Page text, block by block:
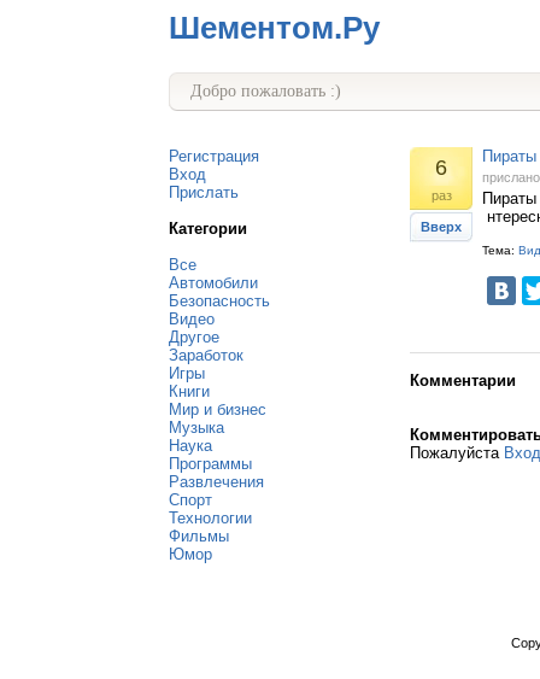
Шементом.Ру
Добро пожаловать :)
Регистрация
Вход
Прислать
Категории
Все
Автомобили
Безопасность
Видео
Другое
Заработок
Игры
Книги
Мир и бизнес
Музыка
Наука
Программы
Развлечения
Спорт
Технологии
Фильмы
Юмор
6
раз
Вверх
Пираты
Пираты
Тема:
Комментарии
Пожалуйста Вход